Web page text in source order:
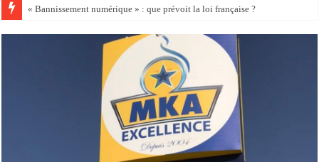
Happy City Index 2026 : aucune ville africaine parmi les 200 premières